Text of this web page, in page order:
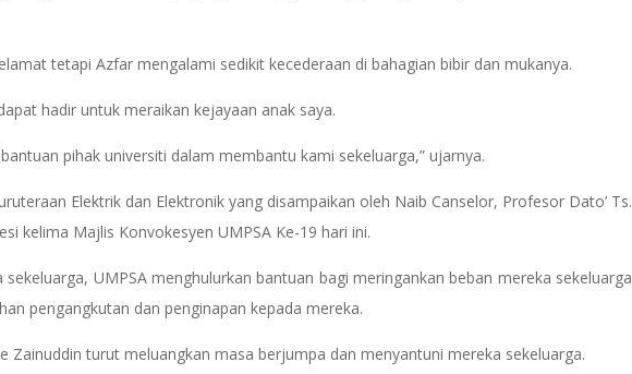
tetapi Azfar mengalami sedikit kecederaan di bahagian bibir dan mukanya.
hadir untuk meraikan kejayaan anak saya.
pihak universiti dalam membantu kami sekeluarga,” ujarnya.
Elektrik dan Elektronik yang disampaikan oleh Naib Canselor, Profesor Dato’ Ts.
kelima Majlis Konvokesyen UMPSA Ke-19 hari ini.
UMPSA menghulurkan bantuan bagi meringankan beban mereka sekeluarga
pengangkutan dan penginapan kepada mereka.
Zainuddin turut meluangkan masa berjumpa dan menyantuni mereka sekeluarga.